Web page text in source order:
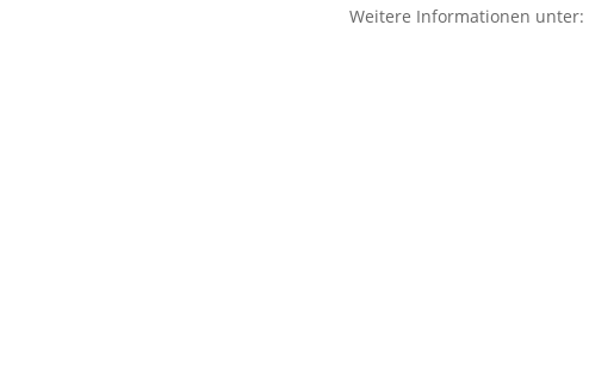
Weitere Informationen unter: